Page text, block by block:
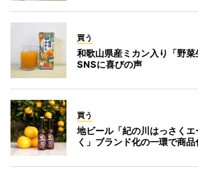
買う
和歌山県産ミカン入り「野
SNSに喜びの声
買う
地ビール「紀の川はっさく
く」ブランド化の一環で商品